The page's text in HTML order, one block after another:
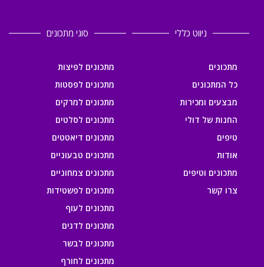
ניווט כללי
מתכונים
כל המתכונים
מבצעים ומכירות
החנות של דולי
טיפים
אודות
מתכונים וטיפים
צרו קשר
סוגי מתכונים
מתכונים לפיצות
מתכונים לפסטות
מתכונים למרקים
מתכונים לסלטים
מתכונים דיאטטים
מתכונים טבעוניים
מתכונים צמחוניים
מתכונים לפשטידות
מתכונים לעוף
מתכונים לדגים
מתכונים לבשר
מתכונים לחורף